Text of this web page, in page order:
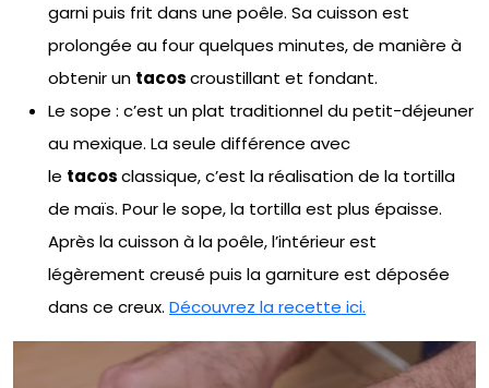
garni puis frit dans une poêle. Sa cuisson est
prolongée au four quelques minutes, de manière à
obtenir un tacoscroustillant et fondant.
Le sope : c’est un plat traditionnel du petit-déjeuner
au mexique. La seule différence avec
le tacosclassique, c’est la réalisation de la tortilla
de maïs. Pour le sope, la tortilla est plus épaisse.
Après la cuisson à la poêle, l’intérieur est
légèrement creusé puis la garniture est déposée
dans ce creux. Découvrez la recette ici.